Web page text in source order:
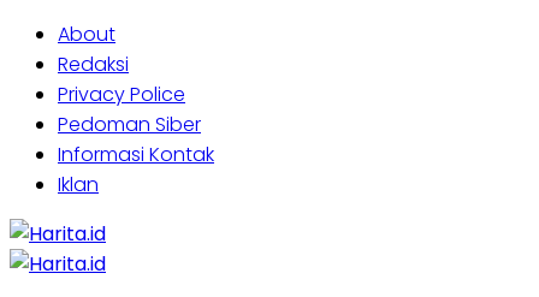
About
Redaksi
Privacy Police
Pedoman Siber
Informasi Kontak
Iklan